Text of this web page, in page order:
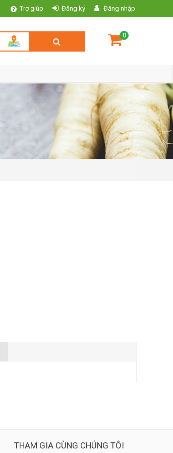
Trợ giúp Đăng ký Đăng nhập
0
THAM GIA CÙNG CHÚNG TÔI